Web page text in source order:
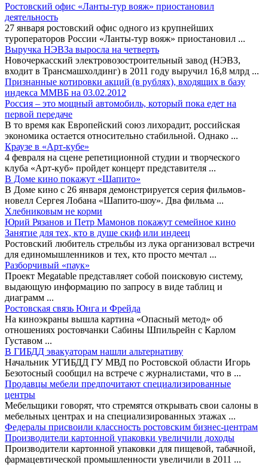
Ростовский офис «Ланты-тур вояж» приостановил
деятельность
27 января ростовский офис одного из крупнейших
туроператоров России «Ланты-тур вояж» приостановил ...
Выручка НЭВЗа выросла на четверть
Новочеркасский электровозостроительный завод (НЭВЗ,
входит в Трансмашхолдинг) в 2011 году выручил 16,8 млрд ...
Признанные котировки акций (в рублях), входящих в базу
индекса ММВБ на 03.02.2012
Россия – это мощный автомобиль, который пока едет на
первой передаче
В то время как Европейский союз лихорадит, российская
экономика остается относительно стабильной. Однако ...
Краузе в «Арт-кубе»
4 февраля на сцене репетиционной студии и творческого
клуба «Арт-куб» пройдет концерт представителя ...
В Доме кино покажут «Шапито»
В Доме кино с 26 января демонстрируется серия фильмов-
новелл Сергея Лобана «Шапито-шоу». Два фильма ...
Хлебниковым не корми
Юрий Рязанов и Петр Мамонов покажут семейное кино
Занятие для тех, кто в душе скиф или индеец
Ростовский любитель стрельбы из лука организовал встречи
для единомышленников и тех, кто просто мечтал ...
Разборчивый «паук»
Проект Megatable представляет собой поисковую систему,
выдающую информацию по запросу в виде таблиц и
диаграмм ...
Ростовская связь Юнга и Фрейда
На киноэкраны вышла картина «Опасный метод» об
отношениях ростовчанки Сабины Шпильрейн с Карлом
Густавом ...
В ГИБДД эвакуаторам нашли альтернативу
Начальник УГИБДД ГУ МВД по Ростовской области Игорь
Безотосный сообщил на встрече с журналистами, что в ...
Продавцы мебели предпочитают специализированные
центры
Мебельщики говорят, что стремятся открывать свои салоны в
мебельных центрах и на специализированных этажах ...
Федералы присвоили классность ростовским бизнес-центрам
Производители картонной упаковки увеличили доходы
Производители картонной упаковки для пищевой, табачной,
фармацевтической промышленности увеличили в 2011 ...